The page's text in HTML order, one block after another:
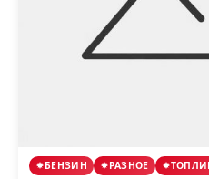
БЕНЗИН РАЗНОЕ